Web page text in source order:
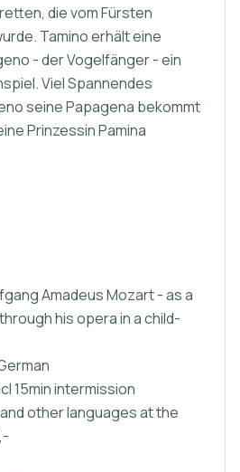
die vom Fürsten
Tamino erhält eine
- der Vogelfänger - ein
Viel Spannendes
seine Papagena bekommt
Prinzessin Pamina
Amadeus Mozart - as a
his opera in a child-
15min intermission
other languages at the